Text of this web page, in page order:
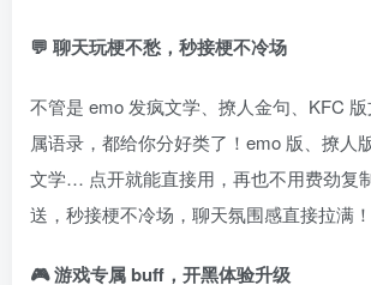
💬 聊天玩梗不愁，秒接梗不冷场
不管是 emo 发疯文学、撩人金句、KFC
属语录，都给你分好类了！emo 版、撩人
文学… 点开就能直接用，再也不用费劲复
送，秒接梗不冷场，聊天氛围感直接拉满！
🎮 游戏专属 buff，开黑体验升级